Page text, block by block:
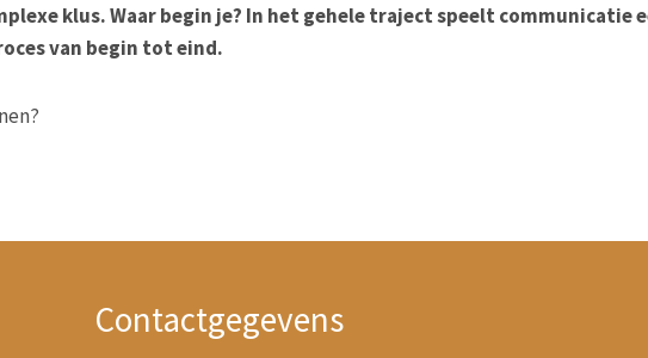
klus. Waar begin je? In het gehele traject speelt
van begin tot eind.
Contactgegevens